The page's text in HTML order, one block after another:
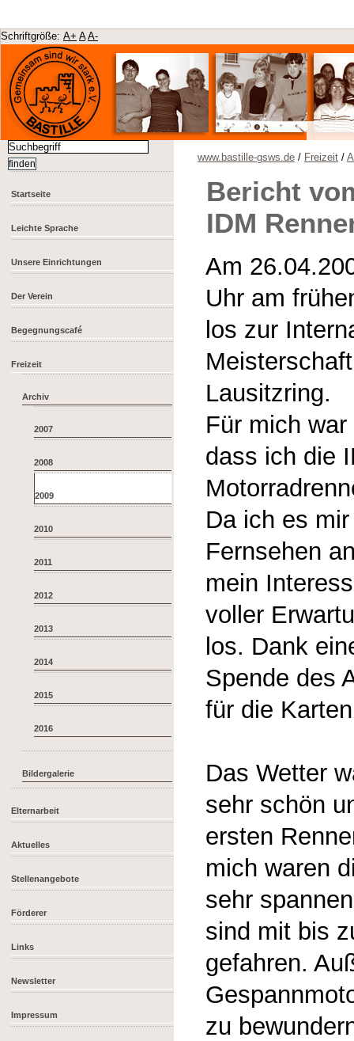
Schriftgröße: A+ A A-
Startseite
Leichte Sprache
Unsere Einrichtungen
Der Verein
Begegnungscafé
Freizeit
Archiv
2007
2008
2009
2010
2011
2012
2013
2014
2015
2016
Bildergalerie
Elternarbeit
Aktuelles
Stellenangebote
Förderer
Links
Newsletter
Impressum
www.bastille-gsws.de / Freizeit /
Bericht
IDM
Am
Uhr am
los zur
Lausitzring.
Für mich
dass ich die
Da ich es
Fernsehen
mein
voller
los. Dank
Spende des
für die
Das Wetter
sehr schön
ersten
mich waren
sehr
sind mit bis
gefahren.
zu